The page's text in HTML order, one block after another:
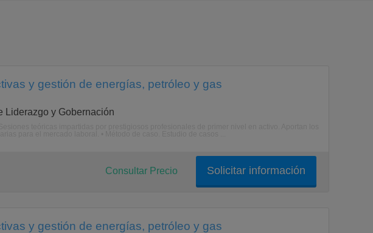
y gestión de energías, petróleo y gas
Liderazgo y Gobernación
Solicitar información
Consultar Precio
y gestión de energías, petróleo y gas